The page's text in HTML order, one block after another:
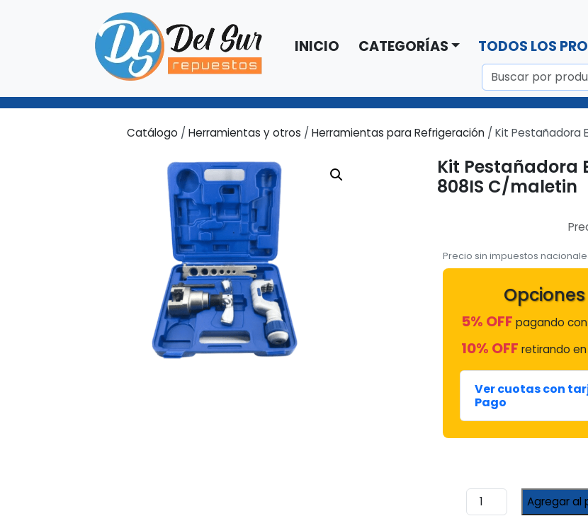
INICIO CATEGORÍAS TODOS LOS
Catálogo / Herramientas y otros / Herramientas para Refrigeración / Kit Pestañadora
Kit Pestañadora
808IS C/maletin
Precio sin impuestos
5% OFF pagando
10% OFF retirando en
Ver cuotas con
Pago
Kit
Pestañadora
Agregar al